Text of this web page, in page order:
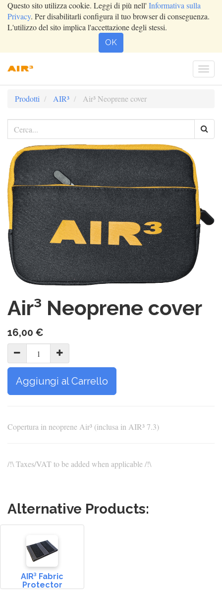
Questo sito utilizza cookie. Leggi di più nell' Informativa sulla
Privacy. Per disabilitarli configura il tuo browser di conseguenza.
L'utilizzo del sito implica l'accettazione degli stessi.
OK
Prodotti AIR³ Air³ Neoprene cover
Air³ Neoprene cover
16,00 €
Aggiungi al Carrello
Copertura in neoprene Air³ (inclusa in AIR³ 7.3)
/!\ Taxes/VAT to be added when applicable /!\
Alternative Products:
AIR³ Fabric
Protector